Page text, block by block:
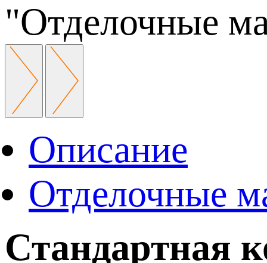
"Отделочные
Описание
Отделочные
Стандартная